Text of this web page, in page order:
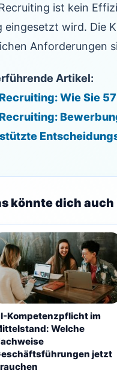
ist kein
eingesetzt wird. Die
Anforderungen
Artikel:
Wie Sie
könnte dich
Kompetenzpflicht im
Welche
jetzt